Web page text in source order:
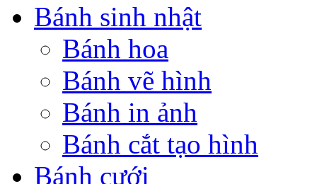
Bánh sinh nhật
Bánh hoa
Bánh vẽ hình
Bánh in ảnh
Bánh cắt tạo hình
Bánh cưới